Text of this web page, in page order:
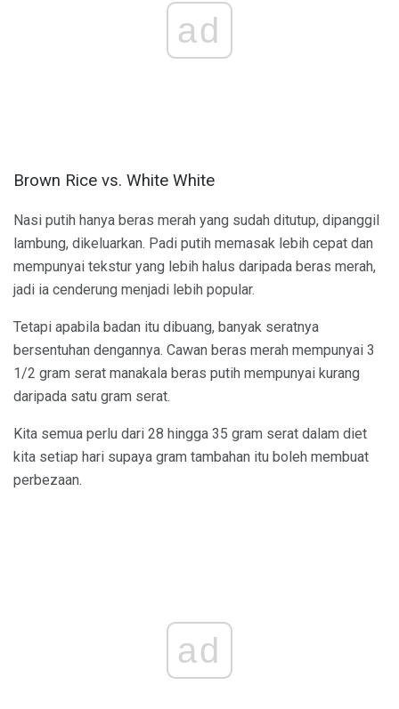
ad
Brown Rice vs. White White
Nasi putih hanya beras merah yang sudah ditutup, dipanggil
lambung, dikeluarkan. Padi putih memasak lebih cepat dan
mempunyai tekstur yang lebih halus daripada beras merah,
jadi ia cenderung menjadi lebih popular.
Tetapi apabila badan itu dibuang, banyak seratnya
bersentuhan dengannya. Cawan beras merah mempunyai 3
1/2 gram serat manakala beras putih mempunyai kurang
daripada satu gram serat.
Kita semua perlu dari 28 hingga 35 gram serat dalam diet
kita setiap hari supaya gram tambahan itu boleh membuat
perbezaan.
ad